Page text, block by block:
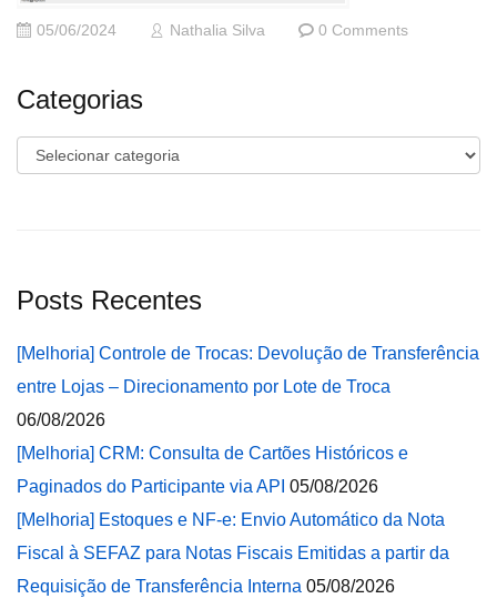
05/06/2024 Nathalia Silva 0 Comments
Categorias
Categorias
Posts Recentes
[Melhoria] Controle de Trocas: Devolução de Transferência
entre Lojas – Direcionamento por Lote de Troca
06/08/2026
[Melhoria] CRM: Consulta de Cartões Históricos e
Paginados do Participante via API 05/08/2026
[Melhoria] Estoques e NF-e: Envio Automático da Nota
Fiscal à SEFAZ para Notas Fiscais Emitidas a partir da
Requisição de Transferência Interna 05/08/2026